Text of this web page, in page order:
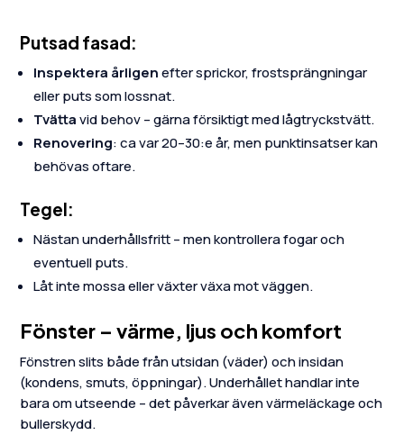
Putsad fasad:
Inspektera årligenefter sprickor, frostsprängningar
eller puts som lossnat.
Tvättavid behov – gärna försiktigt med lågtryckstvätt.
Renovering: ca var 20–30:e år, men punktinsatser kan
behövas oftare.
Tegel:
Nästan underhållsfritt – men kontrollera fogar och
eventuell puts.
Låt inte mossa eller växter växa mot väggen.
Fönster – värme, ljus och komfort
Fönstren slits både från utsidan (väder) och insidan
(kondens, smuts, öppningar). Underhållet handlar inte
bara om utseende – det påverkar även värmeläckage och
bullerskydd.